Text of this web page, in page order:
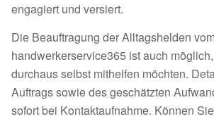
engagiert und versiert.
Die Beauftragung der Alltagshelden
handwerkerservice365 ist auch
durchaus selbst mithelfen möchten.
Auftrags sowie des geschätzten
sofort bei Kontaktaufnahme. Können